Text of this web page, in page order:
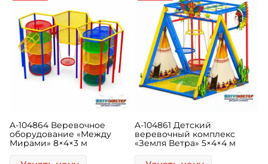
A-104864 Веревочное
оборудование «Между
Мирами» 8×4×3 м
A-104861 Детский
веревочный комплекс
«Земля Ветра» 5×4×4 м